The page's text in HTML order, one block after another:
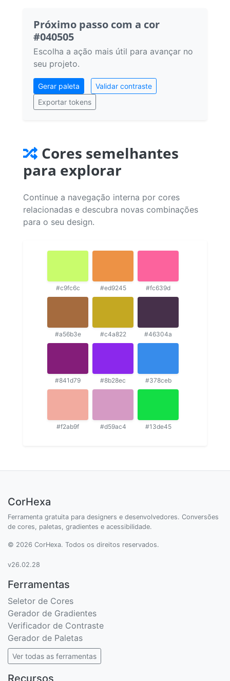
Próximo passo com a cor
#040505
Escolha a ação mais útil para avançar no
seu projeto.
Gerar paleta
Validar contraste
Exportar tokens
Cores semelhantes
para explorar
Continue a navegação interna por cores
relacionadas e descubra novas combinações
para o seu design.
#c9fc6c #ed9245 #fc639d
#a56b3e #c4a822 #46304a
#841d79 #8b28ec #378ceb
#f2ab9f #d59ac4 #13de45
CorHexa
Ferramenta gratuita para designers e desenvolvedores. Conversões
de cores, paletas, gradientes e acessibilidade.
© 2026 CorHexa. Todos os direitos reservados.
v26.02.28
Ferramentas
Seletor de Cores
Gerador de Gradientes
Verificador de Contraste
Gerador de Paletas
Ver todas as ferramentas
Recursos